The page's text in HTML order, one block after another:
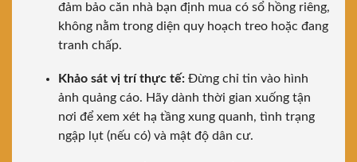
đảm bảo căn nhà bạn định mua có sổ hồng riêng,
không nằm trong diện quy hoạch treo hoặc đang
tranh chấp.
Khảo sát vị trí thực tế: Đừng chỉ tin vào hình
ảnh quảng cáo. Hãy dành thời gian xuống tận
nơi để xem xét hạ tầng xung quanh, tình trạng
ngập lụt (nếu có) và mật độ dân cư.